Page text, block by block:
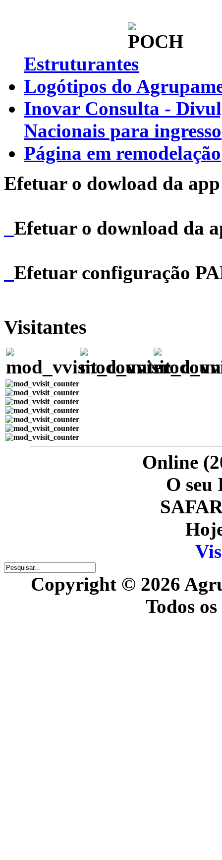
Estruturantes
Logótipos do
Inovar Consulta -
Nacionais para ingresso
Página em remodelação
Efetuar o dowload da
Efetuar o download da
Efetuar configuração
Visitantes
Online
O seu
Copyright © 2026
Todos